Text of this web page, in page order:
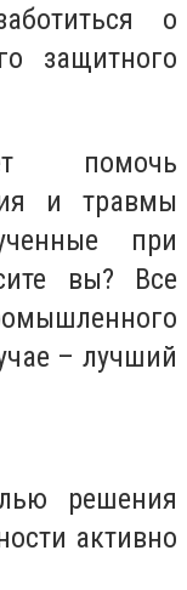
о
защитного
помочь
и травмы
при
вы? Все
– лучший
решения
активно